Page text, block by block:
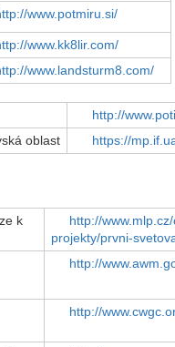
www.potmiru.si/
www.kk8lir.com/
www.landsturm8.com/
http://
oblast
https://
k
http://
projekty/prvni-
http://
http://